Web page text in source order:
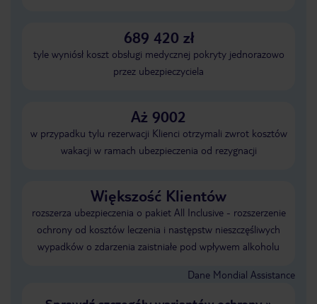
689 420 zł
tyle wyniósł koszt obsługi medycznej pokryty jednorazowo
przez ubezpieczyciela
Aż 9002
w przypadku tylu rezerwacji Klienci otrzymali zwrot kosztów
wakacji w ramach ubezpieczenia od rezygnacji
Większość Klientów
rozszerza ubezpieczenia o pakiet All Inclusive - rozszerzenie
ochrony od kosztów leczenia i następstw nieszczęśliwych
wypadków o zdarzenia zaistniałe pod wpływem alkoholu
Dane Mondial Assistance